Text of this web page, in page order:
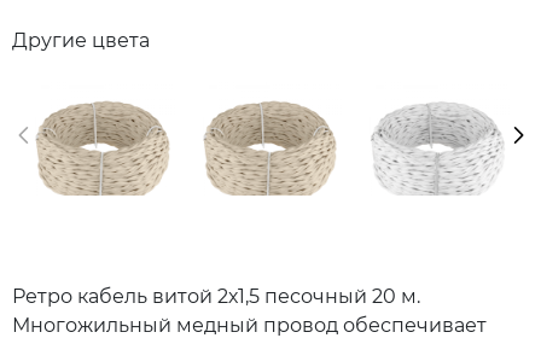
Другие цвета
Ретро кабель витой 2х1,5 песочный 20 м.
Многожильный медный провод обеспечивает